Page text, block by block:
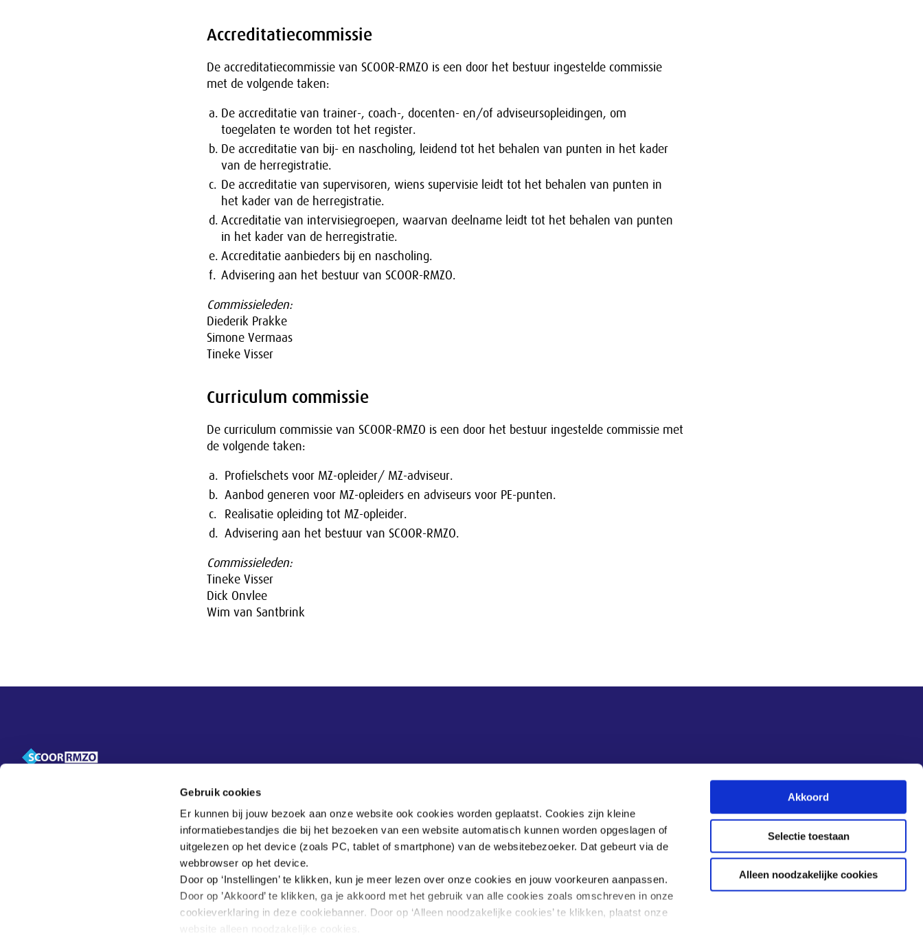
Gebruik cookies
Er kunnen bij jouw bezoek aan onze website ook cookies worden geplaatst. Cookies zijn kleine
informatiebestandjes die bij het bezoeken van een website automatisch kunnen worden opgeslagen of
uitgelezen op het device (zoals PC, tablet of smartphone) van de websitebezoeker. Dat gebeurt via de
webbrowser op het device.
Door op ‘Instellingen’ te klikken, kun je meer lezen over onze cookies en jouw voorkeuren aanpassen.
Door op ’Akkoord’ te klikken, ga je akkoord met het gebruik van alle cookies zoals omschreven in onze
cookieverklaring in deze cookiebanner. Door op ‘Alleen noodzakelijke cookies’ te klikken, plaatst onze
Akkoord
Selectie toestaan
Alleen noodzakelijke cookies
Accreditatiecommissie
De accreditatiecommissie van SCOOR-RMZO is een door het bestuur ingestelde commissie
met de volgende taken:
a. De accreditatie van trainer-, coach-, docenten- en/of adviseursopleidingen, om
toegelaten te worden tot het register.
b. De accreditatie van bij- en nascholing, leidend tot het behalen van punten in het kader
van de herregistratie.
c. De accreditatie van supervisoren, wiens supervisie leidt tot het behalen van punten in
het kader van de herregistratie.
d. Accreditatie van intervisiegroepen, waarvan deelname leidt tot het behalen van punten
in het kader van de herregistratie.
e. Accreditatie aanbieders bij en nascholing.
f. Advisering aan het bestuur van SCOOR-RMZO.
Commissieleden:
Diederik Prakke
Simone Vermaas
Tineke Visser
Curriculum commissie
De curriculum commissie van SCOOR-RMZO is een door het bestuur ingestelde commissie met
de volgende taken:
a. Profielschets voor MZ-opleider/ MZ-adviseur.
b. Aanbod generen voor MZ-opleiders en adviseurs voor PE-punten.
c.
Realisatie opleiding tot MZ-opleider.
d. Advisering aan het bestuur van SCOOR-RMZO.
Commissieleden:
Tineke Visser
Dick Onvlee
Wim van Santbrink
Overige informatie
Contact
Contact
Veelgestelde vragen
Postbus 90405
2509 LK Den Haag